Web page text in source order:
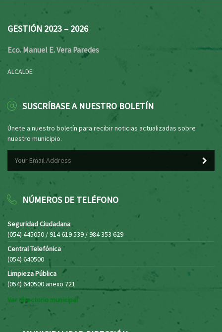
GESTIÓN 2023 – 2026
Eco. Manuel E. Vera Paredes
ALCALDE
SUSCRÍBASE A NUESTRO BOLETÍN
Únete a nuestro boletín para recibir noticias actualizadas sobre
nuestro municipio.
NÚMEROS DE TELÉFONO
Seguridad Ciudadana
(054) 445050 / 914 619 539 / 984 353 629
Central Telefónica
(054) 640500
Limpieza Pública
(054) 640500 anexo 721
Ver directorio municipal